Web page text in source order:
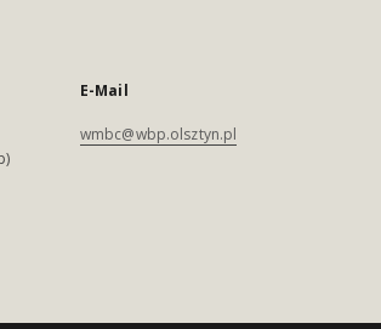
E-Mail
wmbc@wbp.olsztyn.pl